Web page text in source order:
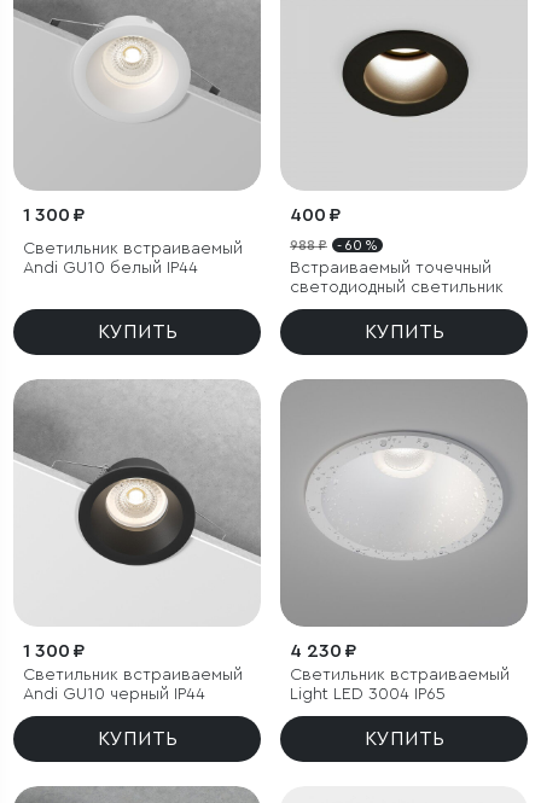
1 300 ₽
Светильник встраиваемый
Andi GU10 белый IP44
КУПИТЬ
400 ₽
988 ₽ - 60 %
Встраиваемый точечный
светодиодный светильник
КУПИТЬ
1 300 ₽
Светильник встраиваемый
Andi GU10 черный IP44
КУПИТЬ
4 230 ₽
Светильник встраиваемый
Light LED 3004 IP65
КУПИТЬ